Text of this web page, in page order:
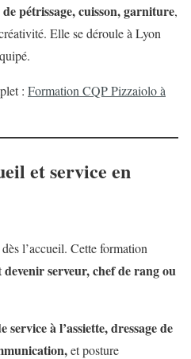
pétrissage, cuisson, garniture,
Elle se déroule à Lyon
: Formation CQP Pizzaiolo à
et service en
l’accueil. Cette formation
devenir serveur, chef de rang ou
service à l’assiette, dressage de
et posture